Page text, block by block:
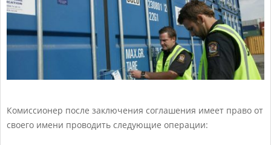
Комиссионер после заключения соглашения имеет право от
своего имени проводить следующие операции: